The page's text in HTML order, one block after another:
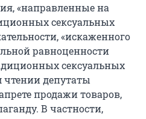
«направленные на
сексуальных
«искаженного
равноценности
сексуальных
депутаты
продажи товаров,
В частности,